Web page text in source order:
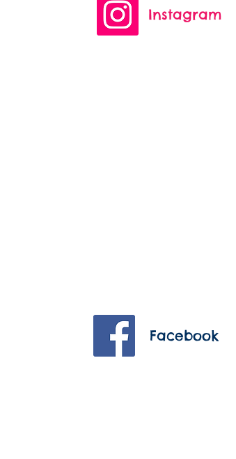
Facebook
Instagram